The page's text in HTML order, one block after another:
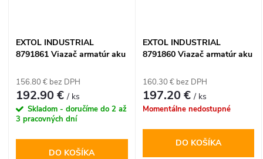
EXTOL INDUSTRIAL
8791861 Viazač armatúr aku
0,8mm, oko 8-34mm,
bezuhlíkový motor
156.80 € bez DPH
192.90 €/ ks
Skladom - doručíme do 2 až
3 pracovných dní
DO KOŠÍKA
EXTOL INDUSTRIAL
8791860 Viazač armatúr aku
0,8mm, oko 8-34mm,
bezuhlíkový motor
160.30 € bez DPH
197.20 €/ ks
Momentálne nedostupné
DO KOŠÍKA